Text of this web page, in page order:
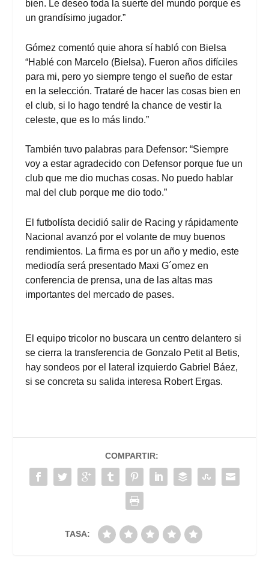
bien. Le deseo toda la suerte del mundo porque es
un grandísimo jugador.”
Gómez comentó quie ahora sí habló con Bielsa
“Hablé con Marcelo (Bielsa). Fueron años difíciles
para mi, pero yo siempre tengo el sueño de estar
en la selección. Trataré de hacer las cosas bien en
el club, si lo hago tendré la chance de vestir la
celeste, que es lo más lindo.”
También tuvo palabras para Defensor: “Siempre
voy a estar agradecido con Defensor porque fue un
club que me dio muchas cosas. No puedo hablar
mal del club porque me dio todo.”
El futbolísta decidió salir de Racing y rápidamente
Nacional avanzó por el volante de muy buenos
rendimientos. La firma es por un año y medio, este
mediodía será presentado Maxi G´omez en
conferencia de prensa, una de las altas mas
importantes del mercado de pases.
El equipo tricolor no buscara un centro delantero si
se cierra la transferencia deGonzalo Petit al Betis,
hay sondeos por el lateral izquierdo Gabriel Báez,
si se concreta su salida interesa Robert Ergas.
COMPARTIR:
TASA: